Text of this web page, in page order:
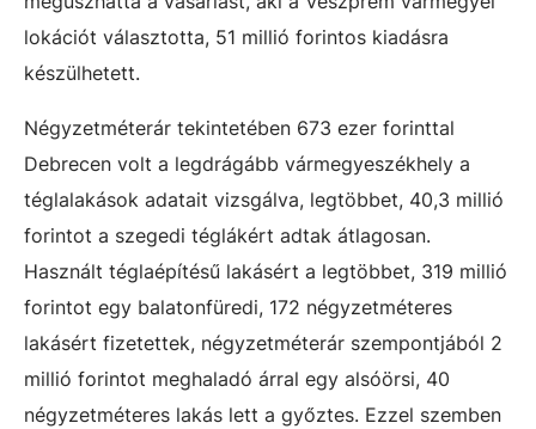
lokációt választotta, 51 millió forintos kiadásra
készülhetett.
Négyzetméterár tekintetében 673 ezer forinttal
Debrecen volt a legdrágább vármegyeszékhely a
téglalakások adatait vizsgálva, legtöbbet, 40,3 millió
forintot a szegedi téglákért adtak átlagosan.
Használt téglaépítésű lakásért a legtöbbet, 319 millió
forintot egy balatonfüredi, 172 négyzetméteres
lakásért fizetettek, négyzetméterár szempontjából 2
millió forintot meghaladó árral egy alsóörsi, 40
négyzetméteres lakás lett a győztes. Ezzel szemben